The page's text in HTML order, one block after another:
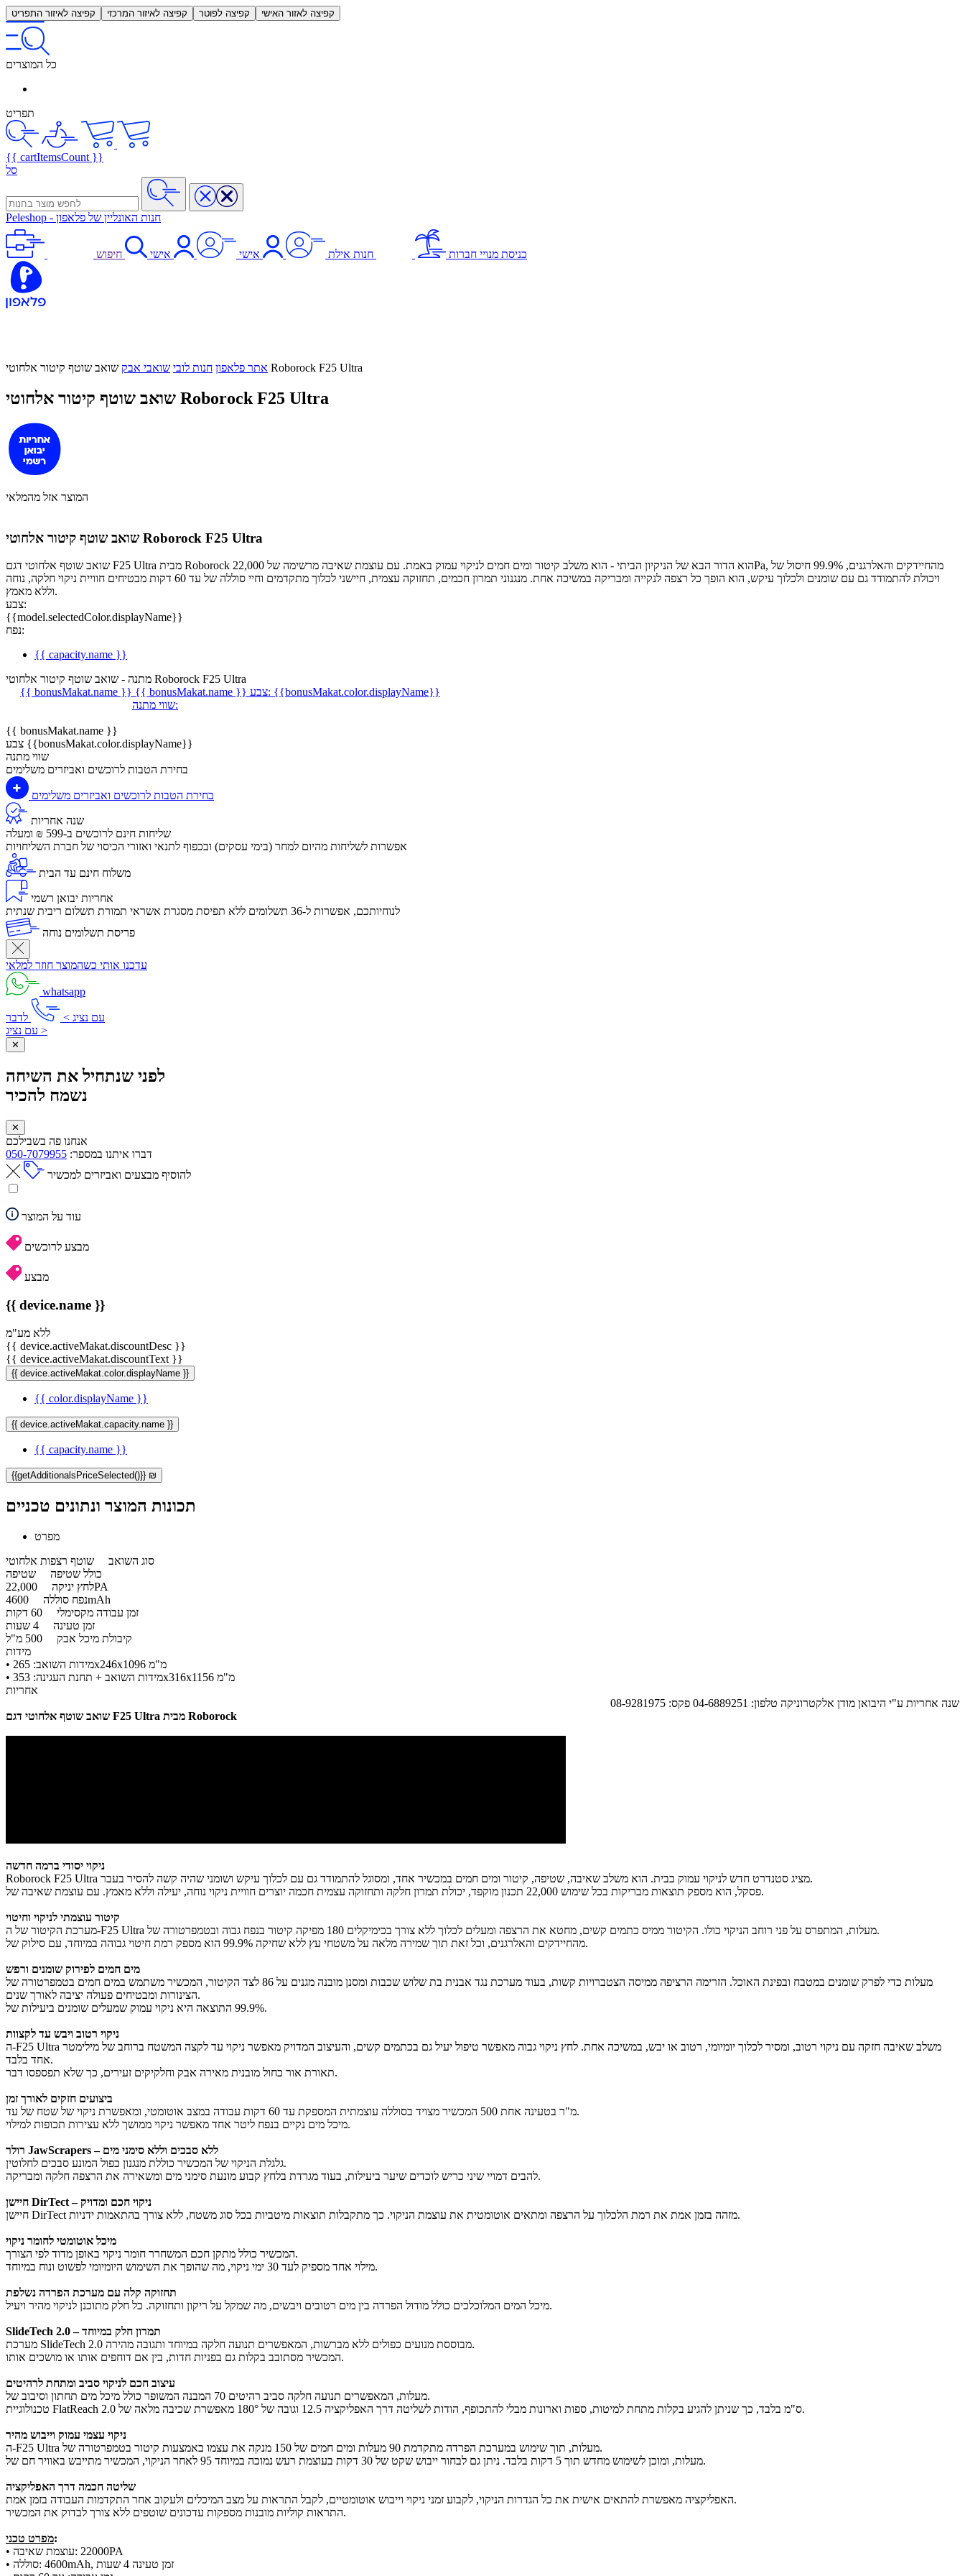
קפיצה לאיזור התפריט קפיצה לאיזור המרכזי קפיצה לפוטר קפיצה לאזור האישי
כל המוצרים
תפריט
{{ cartItemsCount }}
סל
Peleshop - חנות האונליין של פלאפון
כניסת מנויי חברות חנות אילת אישי אישי חיפוש
אתר פלאפון חנות לובי שואבי אבק שואב שוטף קיטור אלחוטי Roborock F25 Ultra
שואב שוטף קיטור אלחוטי Roborock F25 Ultra
המוצר אזל מהמלאי
שואב שוטף קיטור אלחוטי Roborock F25 Ultra
שואב שוטף אלחוטי דגם F25 Ultra מבית Roborock הוא הדור הבא של הניקיון הביתי - הוא משלב קיטור ומים חמים לניקוי עמוק באמת. עם עוצמת שאיבה מרשימה של 22,000Pa, חיסול של ‎99.9%‎ מהחיידקים והאלרגנים,
ויכולת להתמודד גם עם שומנים ולכלוך עיקש, הוא הופך כל רצפה לנקייה ומבריקה במשיכה אחת. מנגנוני תמרון חכמים, תחזוקה עצמית, חיישני לכלוך מתקדמים וחיי סוללה של עד 60 דקות מבטיחים חוויית ניקוי חלקה, נוחה
וללא מאמץ.
צבע:
{{model.selectedColor.displayName}}
נפח:
{{ capacity.name }}
מתנה - שואב שוטף קיטור אלחוטי Roborock F25 Ultra
{{ bonusMakat.name }} {{ bonusMakat.name }} צבע: {{bonusMakat.color.displayName}}
שווי מתנה:
{{ bonusMakat.name }}
צבע {{bonusMakat.color.displayName}}
שווי מתנה
בחירת הטבות לרוכשים ואביזרים משלימים
בחירת הטבות לרוכשים ואביזרים משלימים
שנה אחריות
שליחות חינם לרוכשים ב-599 ₪ ומעלה
​אפשרות לשליחות מהיום למחר (בימי עסקים) ובכפוף לתנאי ואזורי הכיסוי של חברת השליחויות
משלוח חינם עד הבית
אחריות יבואן רשמי
לנוחיותכם, אפשרות ל-36 תשלומים ללא תפיסת מסגרת אשראי תמורת תשלום ריבית שנתית
פריסת תשלומים נוחה
עדכנו אותי כשהמוצר חוזר למלאי
whatsapp
עם נציג >
לדבר
עם נציג >
✕
לפני שנתחיל את השיחה
נשמח להכיר
✕
אנחנו פה בשבילכם
דברו איתנו במספר: 050-7079955
להוסיף מבצעים ואביזרים למכשיר
עוד על המוצר
מבצע לרוכשים
מבצע
{{ device.name }}
ללא מע"מ
{{ device.activeMakat.discountDesc }}
{{ device.activeMakat.discountText }}
{{ device.activeMakat.color.displayName }}
{{ color.displayName }}
{{ device.activeMakat.capacity.name }}
{{ capacity.name }}
{{getAdditionalsPriceSelected()}} ₪
תכונות המוצר ונתונים טכניים
מפרט
סוג השואב שוטף רצפות אלחוטי
כולל שטיפה שטיפה
לחץ יניקה22,000PA
נפח סוללה4600mAh
זמן עבודה מקסימלי
זמן טעינה
קיבולת מיכל אבק
מידות
• מידות השואב: 265x246x1096 מ"מ
​• מידות השואב + תחנת העגינה: 353x316x1156 מ"מ
אחריות
שנה אחריות ע"י היבואן מודן אלקטרוניקה טלפון: 04-6889251 פקס: 08-9281975
שואב שוטף אלחוטי דגם F25 Ultra
מבית Roborock
ניקוי יסודי ברמה חדשה
Roborock F25 Ultra מציג סטנדרט חדש לניקוי עמוק בבית. הוא משלב שאיבה, שטיפה, קיטור ומים חמים במכשיר אחד, ומסוגל להתמודד גם עם לכלוך עיקש ושומני שהיה קשה להסיר בעבר.
תכנון מוקפד, יכולת תמרון חלקה ותחזוקה עצמית חכמה יוצרים חוויית ניקוי נוחה, יעילה וללא מאמץ. עם עוצמת שאיבה של ‎22,000‎ פסקל, הוא מספק תוצאות מבריקות בכל שימוש.
קיטור עוצמתי לניקוי וחיטוי
מערכת הקיטור של ה‑F25 Ultra מפיקה קיטור בנפח גבוה ובטמפרטורה של ‎180‎ מעלות, המתפרס על פני רוחב הניקוי כולו. הקיטור ממיס כתמים קשים, מחטא את הרצפה ומעלים לכלוך ללא צורך בכימיקלים.
הוא מספק רמת חיטוי גבוהה במיוחד, עם סילוק של ‎99.9%‎ מהחיידקים והאלרגנים, וכל זאת תוך שמירה מלאה על משטחי עץ ללא שחיקה.
מים חמים לפירוק שומנים ורפש
לצד הקיטור, המכשיר משתמש במים חמים בטמפרטורה של ‎86‎ מעלות כדי לפרק שומנים במטבח ובפינת האוכל. הזרימה הרציפה ממיסה הצטברויות קשות, בעוד מערכת נגד אבנית בת שלוש שכבות ומסנן מובנה מגנים על
הצינורות ומבטיחים פעולה יציבה לאורך שנים.
התוצאה היא ניקוי עמוק שמעלים שומנים ביעילות של ‎99.9%‎.
ניקוי רטוב ויבש עד לקצוות
ה‑F25 Ultra משלב שאיבה חזקה עם ניקוי רטוב, ומסיר לכלוך יומיומי, רטוב או יבש, במשיכה אחת. לחץ ניקוי גבוה מאפשר טיפול יעיל גם בכתמים קשים, והעיצוב המדויק מאפשר ניקוי עד לקצה המשטח ברוחב של מילימטר
אחד בלבד.
תאורת אור כחול מובנית מאירה אבק וחלקיקים זעירים, כך שלא תפספסו דבר.
ביצועים חזקים לאורך זמן
המכשיר מצויד בסוללה עוצמתית המספקת עד 60 דקות עבודה במצב אוטומטי, ומאפשרת ניקוי של שטח של עד ‎500‎ מ"ר בטעינה אחת.
מיכל מים נקיים בנפח ליטר אחד מאפשר ניקוי ממושך ללא עצירות תכופות למילוי.
רולר JawScrapers – ללא סבכים וללא סימני מים
גלגלת הניקוי של המכשיר כוללת מנגנון כפול המונע סבכים לחלוטין.
להבים דמויי שיני כריש לוכדים שיער ביעילות, בעוד מגרדת בלחץ קבוע מונעת סימני מים ומשאירה את הרצפה חלקה ומבריקה.
חיישן DirTect – ניקוי חכם ומדויק
חיישן DirTect מזהה בזמן אמת את רמת הלכלוך על הרצפה ומתאים אוטומטית את עוצמת הניקוי. כך מתקבלות תוצאות מיטביות בכל סוג משטח, ללא צורך בהתאמות ידניות.
מיכל אוטומטי לחומר ניקוי
המכשיר כולל מתקן חכם המשחרר חומר ניקוי באופן מדוד לפי הצורך.
מילוי אחד מספיק לעד 30 ימי ניקוי, מה שהופך את השימוש היומיומי לפשוט ונוח במיוחד.
תחזוקה קלה עם מערכת הפרדה נשלפת
מיכל המים המלוכלכים כולל מודול הפרדה בין מים רטובים ויבשים, מה שמקל על ריקון ותחזוקה. כל חלק מתוכנן לניקוי מהיר ויעיל.
SlideTech 2.0 – תמרון חלק במיוחד
מערכת SlideTech 2.0 מבוססת מנועים כפולים ללא מברשות, המאפשרים תנועה חלקה במיוחד ותגובה מהירה.
המכשיר מסתובב בקלות גם בפניות חדות, בין אם דוחפים אותו או מושכים אותו.
עיצוב חכם לניקוי סביב ומתחת לרהיטים
המבנה המשופר כולל מיכל מים תחתון וסיבוב של ‎70‎ מעלות, המאפשרים תנועה חלקה סביב רהיטים.
טכנולוגיית FlatReach 2.0 מאפשרת שכיבה מלאה של ‎180°‎ וגובה של ‎12.5‎ ס"מ בלבד, כך שניתן להגיע בקלות מתחת למיטות, ספות וארונות מבלי להתכופף, הודות לשליטה דרך האפליקציה.
ניקוי עצמי עמוק וייבוש מהיר
ה‑F25 Ultra מנקה את עצמו באמצעות קיטור בטמפרטורה של ‎150‎ מעלות ומים חמים של ‎90‎ מעלות, תוך שימוש במערכת הפרדה מתקדמת.
לאחר הניקוי, המכשיר מתייבש באוויר חם של ‎95‎ מעלות, ומוכן לשימוש מחדש תוך 5 דקות בלבד. ניתן גם לבחור ייבוש שקט של 30 דקות בעוצמת רעש נמוכה במיוחד.
שליטה חכמה דרך האפליקציה
האפליקציה מאפשרת להתאים אישית את כל הגדרות הניקוי, לקבוע זמני ניקוי וייבוש אוטומטיים, לקבל התראות על מצב המיכלים ולעקוב אחר התקדמות העבודה בזמן אמת.
התראות קוליות מובנות מספקות עדכונים שוטפים ללא צורך לבדוק את המכשיר.
מפרט טכני:
​• עוצמת שאיבה: ‎22000‎PA
​• סוללה: ‎4600mAh‎, זמן טעינה 4 שעות